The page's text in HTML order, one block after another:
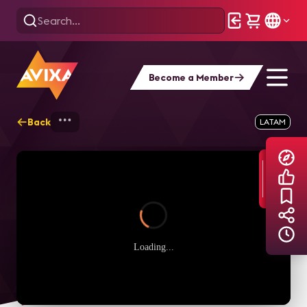
Become a Member
Back AVIXA TV Videos
LATAM
Loading...